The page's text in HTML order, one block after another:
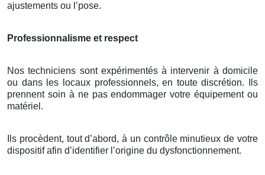
ajustements ou l’pose.
Professionnalisme et respect
Nos techniciens sont expérimentés à intervenir à domicile
ou dans les locaux professionnels, en toute discrétion. Ils
prennent soin à ne pas endommager votre équipement ou
matériel.
Ils procèdent, tout d’abord, à un contrôle minutieux de votre
dispositif afin d’identifier l’origine du dysfonctionnement.